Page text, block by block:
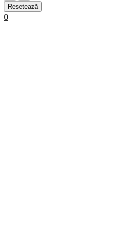
Resetează
0